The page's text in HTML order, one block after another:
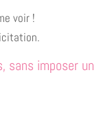
voir !
sans imposer un